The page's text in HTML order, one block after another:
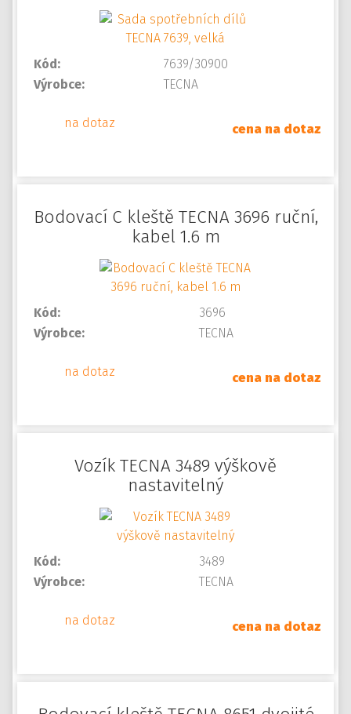
Kód:
7639/30900
Výrobce:
TECNA
na dotaz cena na dotaz
Bodovací C kleště TECNA 3696 ruční,
kabel 1.6 m
Kód:
3696
Výrobce:
TECNA
na dotaz cena na dotaz
Vozík TECNA 3489 výškově
nastavitelný
Kód:
3489
Výrobce:
TECNA
na dotaz cena na dotaz